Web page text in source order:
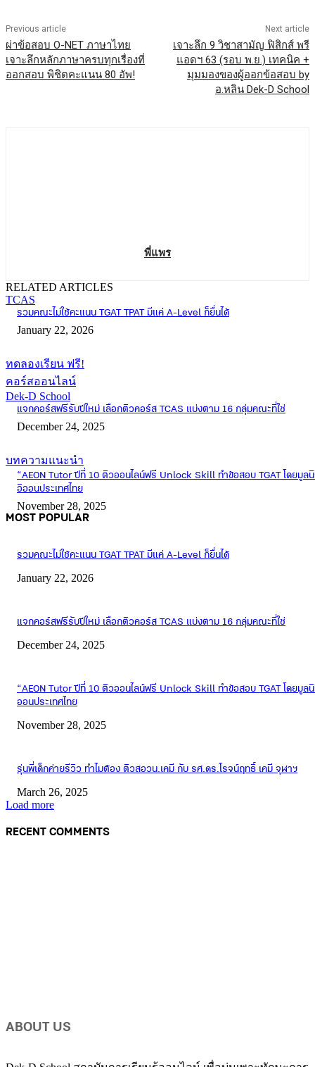
Previous article
ผ่าข้อสอบ O-NET ภาษาไทย
เจาะลึกหลักภาษาครบทุกเรื่องที่
ออกสอบ พิชิตคะแนน 80 อัพ!
Next article
เจาะลึก 9 วิชาสามัญ ฟิสิกส์ พรี
แอดฯ 63 (รอบ พ.ย.) เทคนิค +
มุมมองของผู้ออกข้อสอบ by
อ.หลิน Dek-D School
พี่แพร
RELATED ARTICLES
TCAS
รวมคณะไม่ใช้คะแนน TGAT TPAT มีแค่ A-Level ก็ยื่นได้
January 22, 2026
ทดลองเรียน ฟรี!
คอร์สออนไลน์
Dek-D School
แจกคอร์สฟรีรับปีใหม่ เลือกติวคอร์ส TCAS แบ่งตาม 16 กลุ่มคณะที่ใช่
December 24, 2025
บทความแนะนำ
“AEON Tutor ปีที่ 10 ติวออนไลน์ฟรี Unlock Skill ทำข้อสอบ TGAT โดยมูล
อิออนประเทศไทย
November 28, 2025
MOST POPULAR
รวมคณะไม่ใช้คะแนน TGAT TPAT มีแค่ A-Level ก็ยื่นได้
January 22, 2026
แจกคอร์สฟรีรับปีใหม่ เลือกติวคอร์ส TCAS แบ่งตาม 16 กลุ่มคณะที่ใช่
December 24, 2025
“AEON Tutor ปีที่ 10 ติวออนไลน์ฟรี Unlock Skill ทำข้อสอบ TGAT โดยมูล
ออนประเทศไทย
November 28, 2025
รุ่นพี่เด็กค่ายรีวิว ทำไมต้อง ติวสอวน.เคมี กับ รศ.ดร.โรจน์ฤทธิ์ เคมี จุฬาฯ
March 26, 2025
Load more
RECENT COMMENTS
ABOUT US